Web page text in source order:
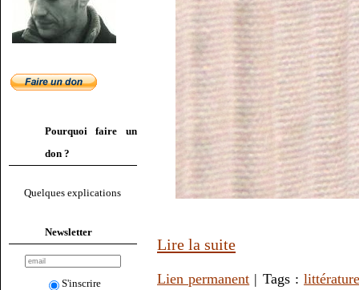
Pourquoi faire un
don ?
Quelques explications
Newsletter
S'inscrire
Lire la suite
Lien permanent | Tags :